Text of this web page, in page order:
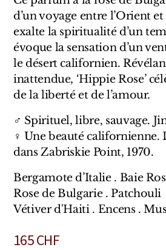
d’un voyage entre l’Orient
exalte la spiritualité d’un
évoque la sensation d’un
le désert californien.
inattendue, ‘Hippie Rose’
de la liberté et de l’amour.
♂ Spirituel, libre, sauvage.
♀ Une beauté
dans Zabriskie Point, 1970.
Bergamote d’Italie . Baie
Rose de Bulgarie . Patchouli
Vétiver d'Haiti . Encens .
165CHF
Trudon
Marques Italiennes
Eau D'Italie
Santa Maria Novella
Profumum Roma
Marques Suisses
Créateur Olfactif Genève